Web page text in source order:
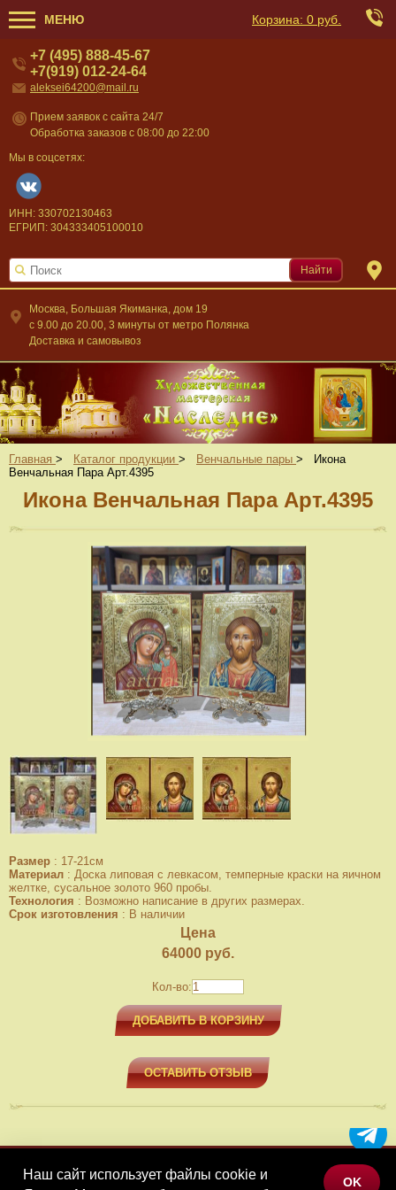
МЕНЮ Корзина: 0 руб.
Москва, Большая Якиманка, дом 19
c 9.00 до 20.00, 3 минуты от метро Полянка
Доставка и самовывоз
+7 (495) 888-45-67
+7(919) 012-24-64
aleksei64200@mail.ru
Прием заявок с сайта 24/7
Обработка заказов с 08:00 до 22:00
Мы в соцсетях:
ИНН: 330702130463
ЕГРИП: 304333405100010
Найти
Главная > Каталог продукции > Венчальные пары >
Икона
Венчальная Пара Арт.4395
Икона Венчальная Пара Арт.4395
Размер : 17-21см
Материал : Доска липовая с левкасом, темперные краски на яичном
желтке, сусальное золото 960 пробы.
Технология : Возможно написание в других размерах.
Срок изготовления : В наличии
Цена
64000 руб.
Кол-во:
ДОБАВИТЬ В КОРЗИНУ
ОСТАВИТЬ ОТЗЫВ
МЕНЮ
Наш сайт использует файлы cookie и
OK